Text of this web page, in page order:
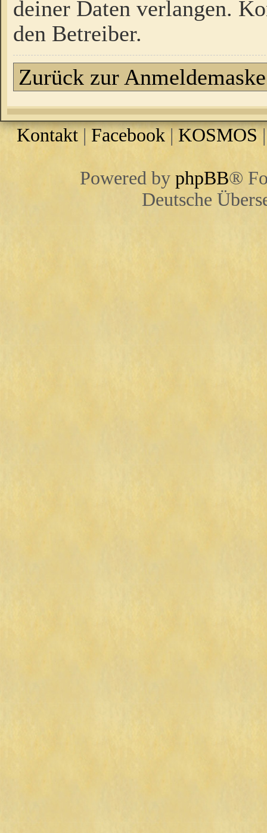
deiner Daten verlangen.
den Betreiber.
Zurück zur Anmeldemaske
Kontakt | Facebook| KOSMOS
Powered by phpBB®
Deutsche